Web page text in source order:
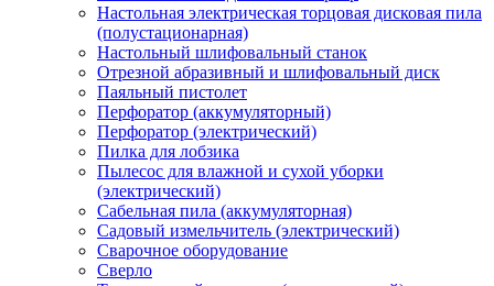
Настольная электрическая торцовая дисковая пила
(полустационарная)
Настольный шлифовальный станок
Отрезной абразивный и шлифовальный диск
Паяльный пистолет
Перфоратор (аккумуляторный)
Перфоратор (электрический)
Пилка для лобзика
Пылесос для влажной и сухой уборки
(электрический)
Сабельная пила (аккумуляторная)
Садовый измельчитель (электрический)
Сварочное оборудование
Сверло